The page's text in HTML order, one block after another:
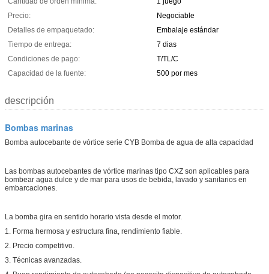
Precio:
Negociable
Detalles de empaquetado:
Embalaje estándar
Tiempo de entrega:
7 dias
Condiciones de pago:
T/TL/C
Capacidad de la fuente:
500 por mes
descripción
Bombas marinas
Bomba autocebante de vórtice serie CYB Bomba de agua de alta capacidad
Las bombas autocebantes de vórtice marinas tipo CXZ son aplicables para
bombear agua dulce y de mar para usos de bebida, lavado y sanitarios en
embarcaciones.
La bomba gira en sentido horario vista desde el motor.
1. Forma hermosa y estructura fina, rendimiento fiable.
2. Precio competitivo.
3. Técnicas avanzadas.